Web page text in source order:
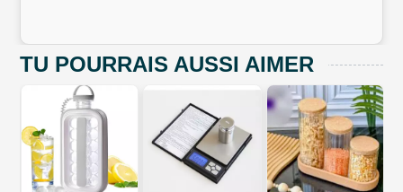
TU POURRAIS AUSSI AIMER